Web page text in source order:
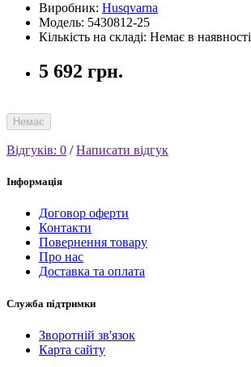
Виробник: Husqvarna
Модель: 5430812-25
Кількість на складі: Немає в наявності
5 692 грн.
Немає
Відгуків: 0 /Написати відгук
Інформація
Договор оферти
Контакти
Повернення товару
Про нас
Доставка та оплата
Служба підтримки
Зворотній зв'язок
Карта сайту